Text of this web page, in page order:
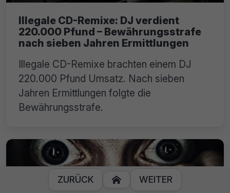
Illegale CD-Remixe: DJ verdient
220.000 Pfund – Bewährungsstrafe
nach sieben Jahren Ermittlungen
Illegale CD-Remixe brachten einem DJ
220.000 Pfund Umsatz. Nach sieben
Jahren Ermittlungen folgte die
Bewährungsstrafe.
ZURÜCK  WEITER